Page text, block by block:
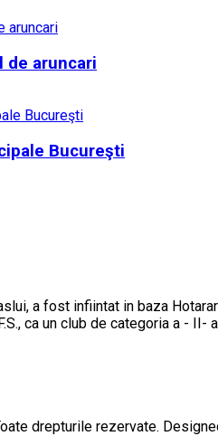
de aruncari
Bucureşti
a fost infiintat in baza
ca un club de categoria a -
drepturile rezervate.